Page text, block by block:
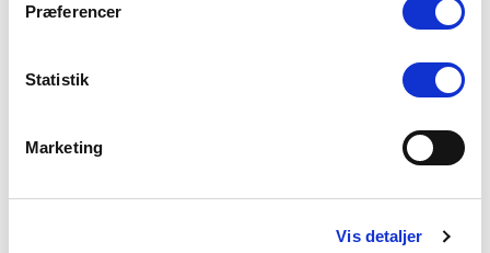
Præferencer
Statistik
Marketing
Vis detaljer